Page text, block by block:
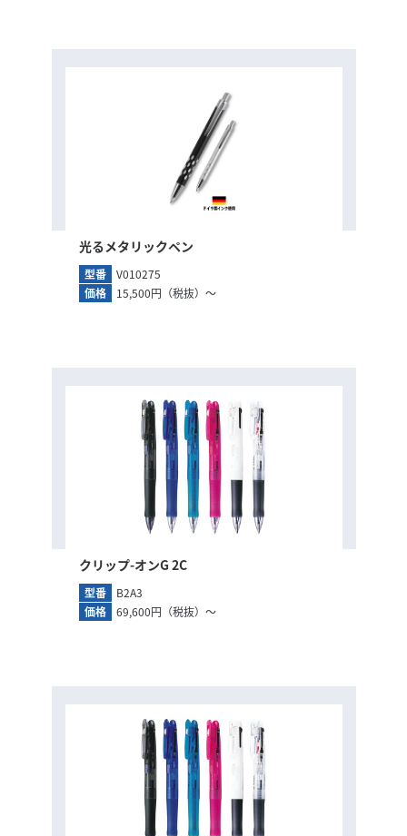
光るメタリックペン
型番
V010275
価格
15,500円（税抜）～
クリップ-オンG 2C
型番
B2A3
価格
69,600円（税抜）～